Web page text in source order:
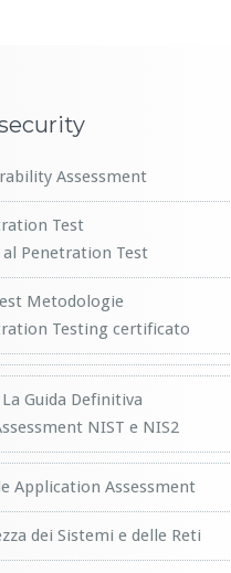
Assessment
Test
al Penetration Test
Metodologie
Testing certificato
Guida Definitiva
NIST e NIS2
Application Assessment
dei Sistemi e delle Reti